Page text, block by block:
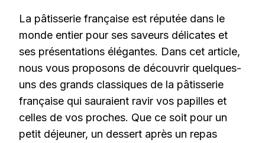
La pâtisserie française est réputée dans le
monde entier pour ses saveurs délicates et
ses présentations élégantes. Dans cet article,
nous vous proposons de découvrir quelques-
uns des grands classiques de la pâtisserie
française qui sauraient ravir vos papilles et
celles de vos proches. Que ce soit pour un
petit déjeuner, un dessert après un repas